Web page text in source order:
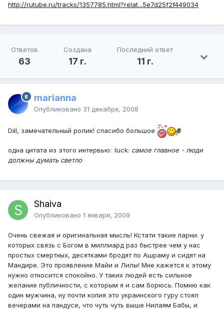
http://rutube.ru/tracks/1357785.html?relat...5e7d25f2f449034
Ответов
63
Создана
17 г.
Последний ответ
11 г.
marianna
Опубликовано 31 декабря, 2008
Dill, замечательный ролик! спасибо большое
одна цитата из этого интервью: :luck: самое главное - люди
должны думать светло
Shaiva
Опубликовано 1 января, 2009
Очень свежая и оригинальная мысль! Кстати такие парни. у
которых связь с Богом в миллиард раз быстрее чем у нас
простых смертных, десятками бродят по Ашраму и сидят на
Мандире. Это проявление Майи и Лилы! Мне кажется к этому
нужно относится спокойно. У таких людей есть сильное
желание публичности, с которым я и сам борюсь. Помню как
один мужчина, ну почти копия это украинского гуру стоял
вечерами на пандусе, что чуть чуть выше Нилаям Бабы, и